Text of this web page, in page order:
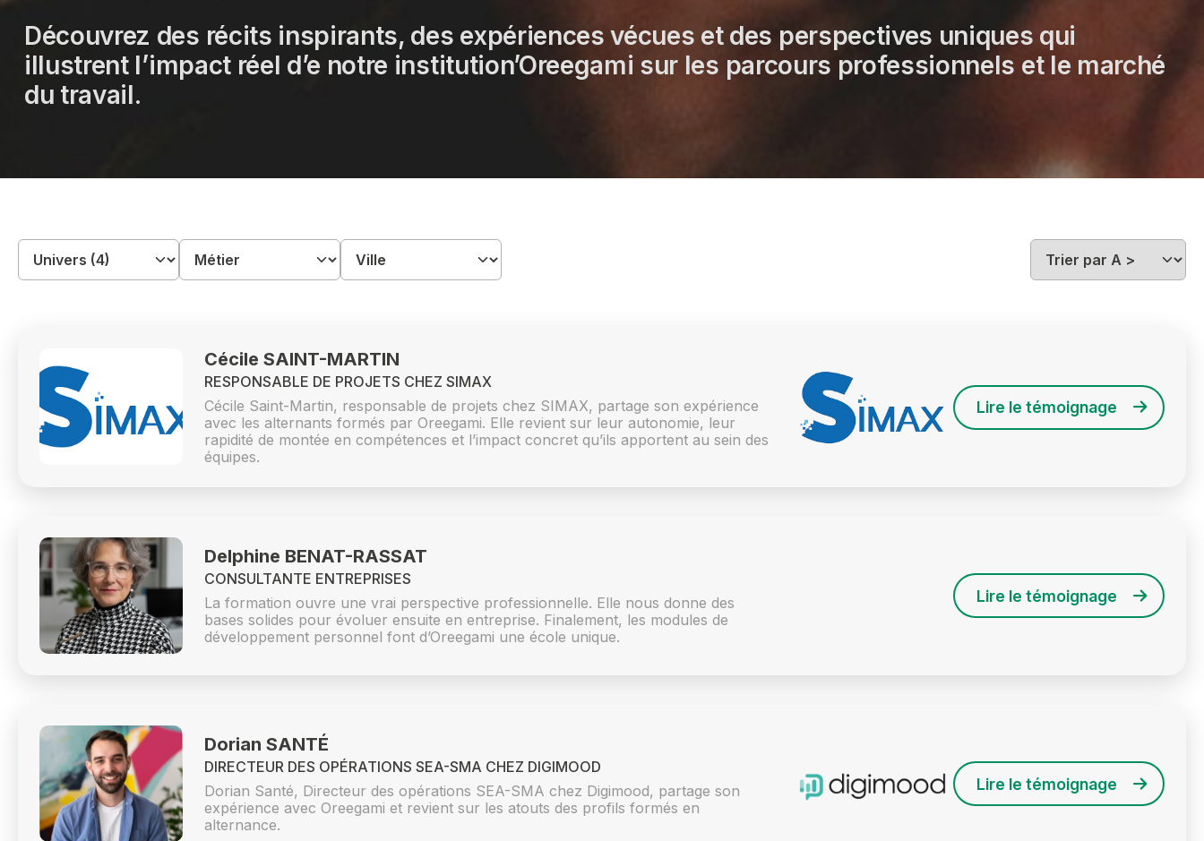
Découvrez des récits inspirants, des expériences vécues et des perspectives uniques qui
illustrent l’impact réel d’e notre institution’Oreegami sur les parcours professionnels et le marché
du travail.
Cécile SAINT-MARTIN
RESPONSABLE DE PROJETS CHEZ SIMAX
Cécile Saint-Martin, responsable de projets chez SIMAX, partage son expérience
avec les alternants formés par Oreegami. Elle revient sur leur autonomie, leur
rapidité de montée en compétences et l’impact concret qu’ils apportent au sein des
équipes.
Lire le témoignage
Delphine BENAT-RASSAT
CONSULTANTE ENTREPRISES
La formation ouvre une vrai perspective professionnelle. Elle nous donne des
bases solides pour évoluer ensuite en entreprise. Finalement, les modules de
développement personnel font d’Oreegami une école unique.
Lire le témoignage
Dorian SANTÉ
DIRECTEUR DES OPÉRATIONS SEA-SMA CHEZ DIGIMOOD
Dorian Santé, Directeur des opérations SEA-SMA chez Digimood, partage son
expérience avec Oreegami et revient sur les atouts des profils formés en
alternance.
Lire le témoignage